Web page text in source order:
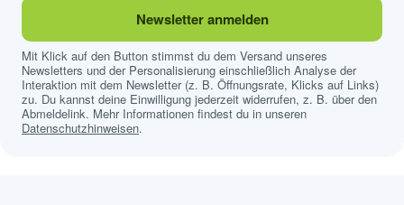
Newsletter anmelden
Mit Klick auf den Button stimmst du dem Versand unseres
Newsletters und der Personalisierung einschließlich Analyse der
Interaktion mit dem Newsletter (z. B. Öffnungsrate, Klicks auf Links)
zu. Du kannst deine Einwilligung jederzeit widerrufen, z. B. über den
Abmeldelink. Mehr Informationen findest du in unseren
Datenschutzhinweisen.